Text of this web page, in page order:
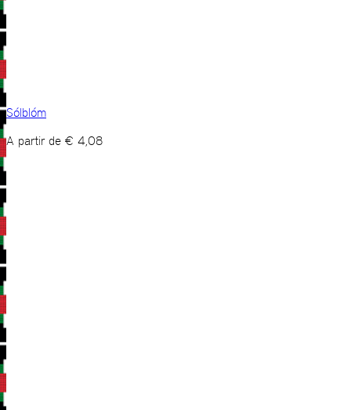
Sólblóm
A partir de € 4,08